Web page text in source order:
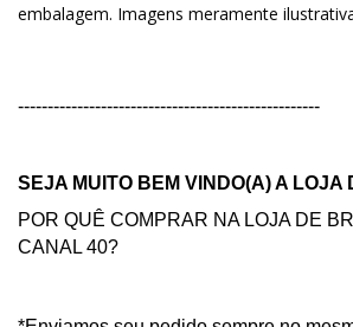
embalagem. Imagens meramente
---------------------------------------------------
SEJA MUITO BEM VINDO(A) A
POR QUÊ COMPRAR NA LOJA DE
CANAL 40?